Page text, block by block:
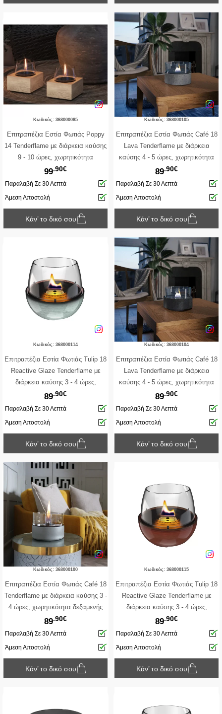
Κωδικός: 368000085
Επιτραπέζια Εστία Φωτιάς Poppy
14 Tenderflame με διάρκεια καύσης
9 - 10 ώρες, χωρητικότητα
δεξαμενής 300ml και διαστάσεις
14x14x14.3cm - Natural
99.90€
Παραλαβή Σε 30 Λεπτά
Άμεση Αποστολή
Κάν’ το δικό σου
Κωδικός: 368000105
Επιτραπέζια Εστία Φωτιάς Café 18
Lava Tenderflame με διάρκεια
καύσης 4 - 5 ώρες, χωρητικότητα
δεξαμενής 250ml και διαστάσεις
18.2x13.5cm - Grey
89.90€
Παραλαβή Σε 30 Λεπτά
Άμεση Αποστολή
Κάν’ το δικό σου
Κωδικός: 368000114
Επιτραπέζια Εστία Φωτιάς Tulip 18
Reactive Glaze Tenderflame με
διάρκεια καύσης 3 - 4 ώρες,
χωρητικότητα δεξαμενής 250ml και
διαστάσεις 19.3x18cm - Green
89.90€
Παραλαβή Σε 30 Λεπτά
Άμεση Αποστολή
Κάν’ το δικό σου
Κωδικός: 368000104
Επιτραπέζια Εστία Φωτιάς Café 18
Lava Tenderflame με διάρκεια
καύσης 4 - 5 ώρες, χωρητικότητα
δεξαμενής 250ml και διαστάσεις
18.2x13.5cm - Black
89.90€
Παραλαβή Σε 30 Λεπτά
Άμεση Αποστολή
Κάν’ το δικό σου
Κωδικός: 368000100
Επιτραπέζια Εστία Φωτιάς Café 18
Tenderflame με διάρκεια καύσης 3 -
4 ώρες, χωρητικότητα δεξαμενής
250ml και διαστάσεις 18.3x13.6cm -
Concrete
89.90€
Παραλαβή Σε 30 Λεπτά
Άμεση Αποστολή
Κάν’ το δικό σου
Κωδικός: 368000115
Επιτραπέζια Εστία Φωτιάς Tulip 18
Reactive Glaze Tenderflame με
διάρκεια καύσης 3 - 4 ώρες,
χωρητικότητα δεξαμενής 250ml και
διαστάσεις 19.3x18cm - Amber
89.90€
Παραλαβή Σε 30 Λεπτά
Άμεση Αποστολή
Κάν’ το δικό σου